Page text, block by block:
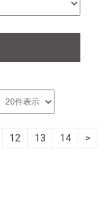
12 13 14
>